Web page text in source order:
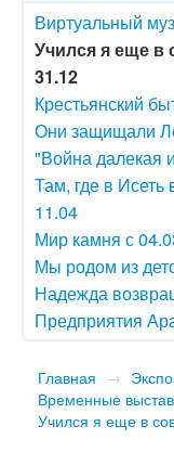
Виртуальный
Учился я еще в
31.12
Крестьянский
Они защищали
"Война далекая
Там, где в Исеть
11.04
Мир камня с
Мы родом из
Надежда
Предприятия
Главная →
Временные
Учился я еще в